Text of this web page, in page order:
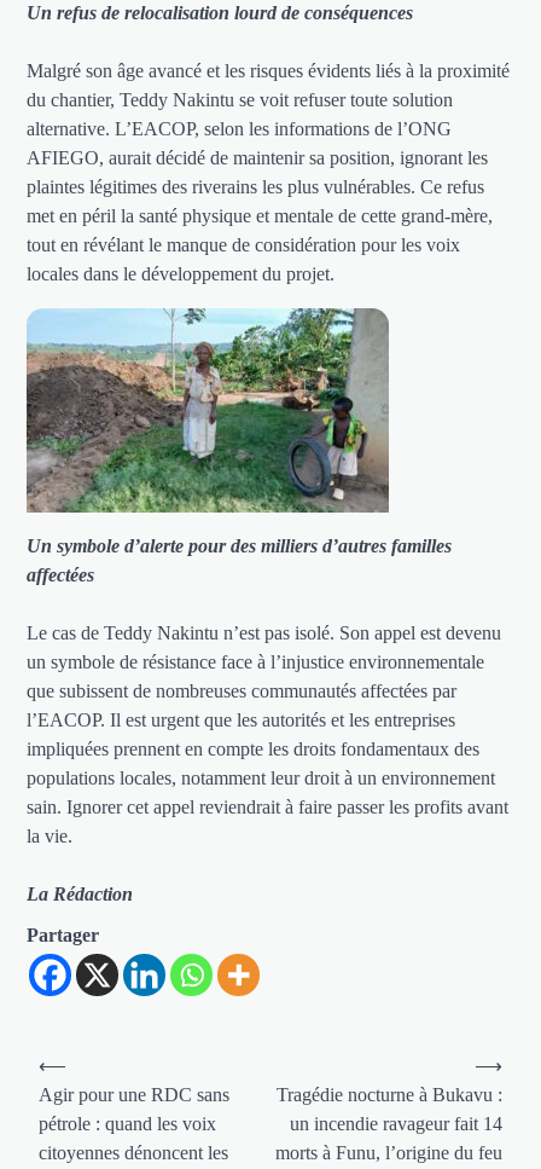
Un refus de relocalisation lourd de conséquences
Malgré son âge avancé et les risques évidents liés à la proximité
du chantier, Teddy Nakintu se voit refuser toute solution
alternative. L’EACOP, selon les informations de l’ONG
AFIEGO, aurait décidé de maintenir sa position, ignorant les
plaintes légitimes des riverains les plus vulnérables. Ce refus
met en péril la santé physique et mentale de cette grand-mère,
tout en révélant le manque de considération pour les voix
locales dans le développement du projet.
Un symbole d’alerte pour des milliers d’autres familles
affectées
Le cas de Teddy Nakintu n’est pas isolé. Son appel est devenu
un symbole de résistance face à l’injustice environnementale
que subissent de nombreuses communautés affectées par
l’EACOP. Il est urgent que les autorités et les entreprises
impliquées prennent en compte les droits fondamentaux des
populations locales, notamment leur droit à un environnement
sain. Ignorer cet appel reviendrait à faire passer les profits avant
la vie.
La Rédaction
Partager
Navigation
de
l’article
⟵
Agir pour une RDC sans
pétrole : quand les voix
citoyennes dénoncent les
Tragédie nocturne à Bukavu :
un incendie ravageur fait 14
morts à Funu, l’origine du feu
⟶